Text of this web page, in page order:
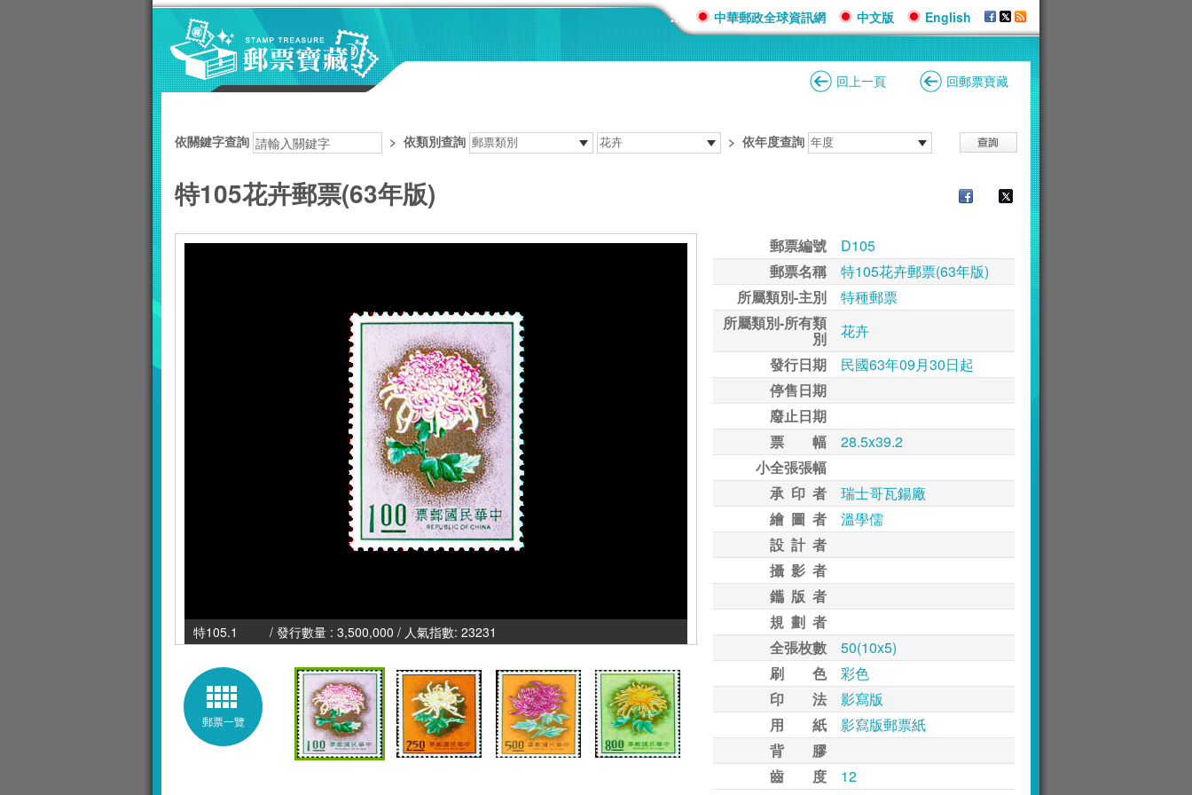
::: 中華郵政全球資訊網 中文版 English
回上一頁 回郵票寶藏
依關鍵字查詢 > 依類別查詢 > 依年度查詢
特105花卉郵票(63年版)
特105.1 / 發行數量 : 3,500,000 / 人氣指數: 23231
郵票一覽
郵票編號
D105
郵票名稱
特105花卉郵票(63年版)
所屬類別-主別
特種郵票
所屬類別-所有類
別
花卉
發行日期
民國63年09月30日起
停售日期
廢止日期
票 幅
28.5x39.2
小全張張幅
承 印 者
瑞士哥瓦鍚廠
繪 圖 者
溫學儒
設 計 者
攝 影 者
鑴 版 者
規 劃 者
全張枚數
50(10x5)
刷 色
彩色
印 法
影寫版
用 紙
影寫版郵票紙
背 膠
齒 度
12